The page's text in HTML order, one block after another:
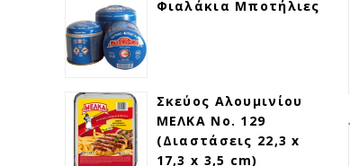
Φιαλάκια Μποτήλιες
Σκεύος Αλουμινίου
ΜΕΛΚΑ Νο. 129
(Διαστάσεις 22,3 x
17,3 x 3,5 cm)